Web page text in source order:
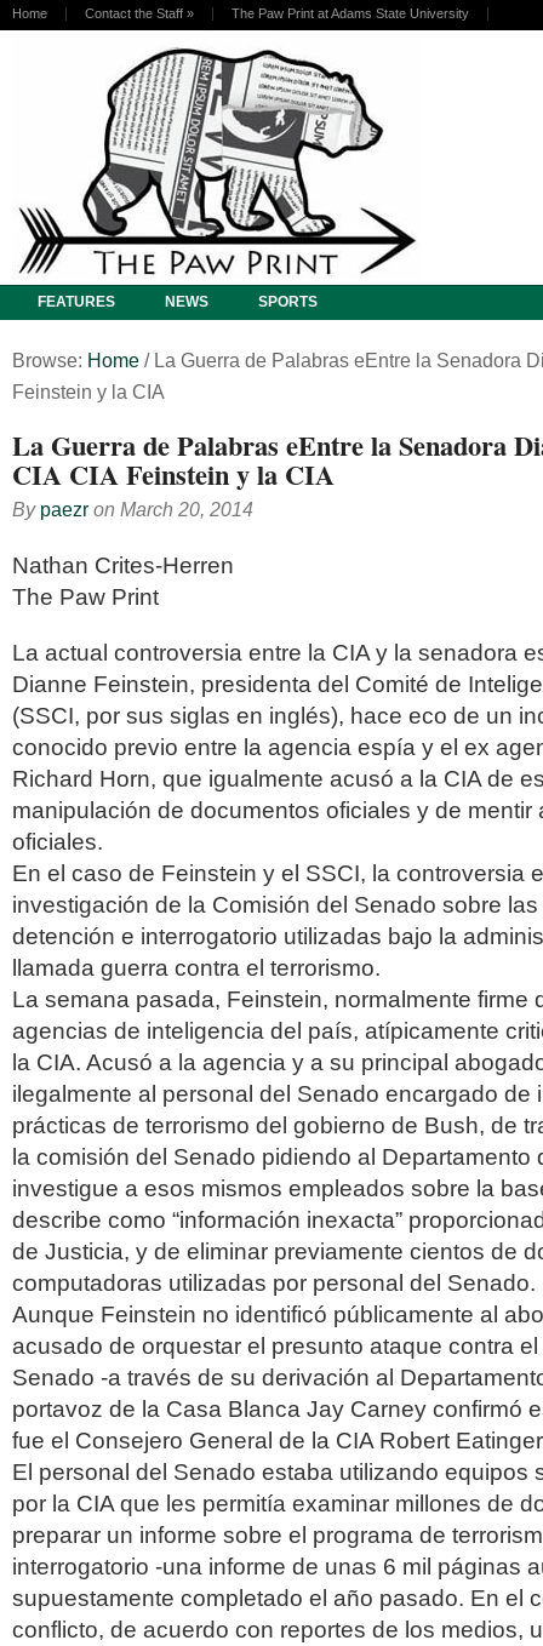
Home Contact the Staff » The Paw Print at Adams State University
FEATURES NEWS SPORTS
Browse: Home / La Guerra de Palabras eEntre la Senadora
Feinstein y la CIA
La Guerra de Palabras eEntre la Senadora
CIA CIA Feinstein y la CIA
By paezr on March 20, 2014
Nathan Crites-Herren
The Paw Print
La actual controversia entre la CIA y la senadora
Dianne Feinstein, presidenta del Comité de
(SSCI, por sus siglas en inglés), hace eco de un
conocido previo entre la agencia espía y el ex
Richard Horn, que igualmente acusó a la CIA de
manipulación de documentos oficiales y de mentir
oficiales.
En el caso de Feinstein y el SSCI, la controversia
investigación de la Comisión del Senado sobre
detención e interrogatorio utilizadas bajo la
llamada guerra contra el terrorismo.
La semana pasada, Feinstein, normalmente firme
agencias de inteligencia del país, atípicamente
la CIA. Acusó a la agencia y a su principal
ilegalmente al personal del Senado encargado de
prácticas de terrorismo del gobierno de Bush, de
la comisión del Senado pidiendo al Departamento
investigue a esos mismos empleados sobre la
describe como “información inexacta”
de Justicia, y de eliminar previamente cientos de
computadoras utilizadas por personal del Senado.
Aunque Feinstein no identificó públicamente al
acusado de orquestar el presunto ataque contra
Senado -a través de su derivación al
portavoz de la Casa Blanca Jay Carney confirmó
fue el Consejero General de la CIA Robert
El personal del Senado estaba utilizando equipos
por la CIA que les permitía examinar millones de
preparar un informe sobre el programa de
interrogatorio -una informe de unas 6 mil páginas
supuestamente completado el año pasado. En el
conflicto, de acuerdo con reportes de los medios,